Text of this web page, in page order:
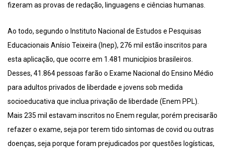
fizeram as provas de redação, linguagens e ciências humanas.
Ao todo, segundo o Instituto Nacional de Estudos e Pesquisas
Educacionais Anísio Teixeira (Inep), 276 mil estão inscritos para
esta aplicação, que ocorre em 1.481 municípios brasileiros.
Desses, 41.864 pessoas farão o Exame Nacional do Ensino Médio
para adultos privados de liberdade e jovens sob medida
socioeducativa que inclua privação de liberdade (Enem PPL).
Mais 235 mil estavam inscritos no Enem regular, porém precisarão
refazer o exame, seja por terem tido sintomas de covid ou outras
doenças, seja porque foram prejudicados por questões logísticas,